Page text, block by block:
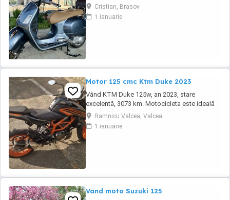
(montat 2026), geanta portbagaj Classic;
prelungitor scarite pasager; suspensie fata
Bitubo si frane fata spate Frando; incarcare
Cristian, Brasov
1 ianuarie
Motor 125 cmc Ktm Duke 2023
Vând KTM Duke 125w, an 2023, stare
excelentă, 3073 km. Motocicleta este ideală
pentru începători sau pentru oraș. Fără daune,
lovituri!
Ramnicu Valcea, Valcea
1 ianuarie
Vand moto Suzuki 125